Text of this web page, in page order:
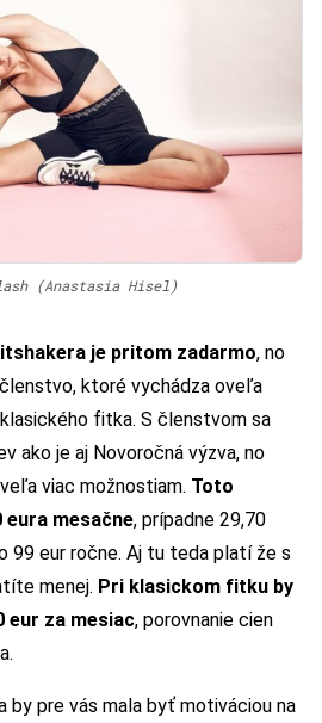
(Anastasia Hisel)
je pritom zadarmo, no
ktoré vychádza oveľa
fitka. S členstvom sa
ako je aj Novoročná výzva, no
viac možnostiam. Toto
mesačne, prípadne 29,70
99 eur ročne. Aj tu teda platí že s
menej. Pri klasickom fitku by
eur za mesiac, porovnanie cien
by pre vás mala byť motiváciou na